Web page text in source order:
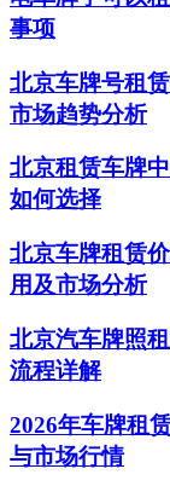
事项
北京车牌号租
市场趋势分析
北京租赁车牌
如何选择
北京车牌租赁
用及市场分析
北京汽车牌照
流程详解
2026年车牌租
与市场行情